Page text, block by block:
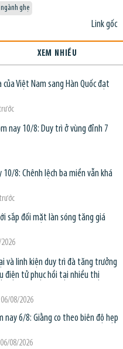
ngành ghẹ
Link gốc
XEM NHIỀU
Việt Nam sang Hàn Quốc đạt
nay 10/8: Duy trì ở vùng đỉnh 7
10/8: Chênh lệch ba miền vẫn khá
sắp đối mặt làn sóng tăng giá
và linh kiện duy trì đà tăng trưởng
điện tử phục hồi tại nhiều thị
08/2026
nay 6/8: Giằng co theo biên độ hẹp
08/2026